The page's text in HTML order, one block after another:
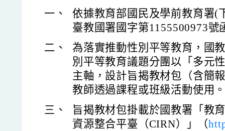
一、
依據教育部國民及學前教育署(
臺教國署國字第1155500973號
二、
為落實推動性別平等教育，國
別平等教育議題分團以「多元
主軸，設計旨揭教材包（含簡
教師透過課程或班級活動使用
三、
旨揭教材包掛載於國教署「教
資源整合平臺（CIRN）」（